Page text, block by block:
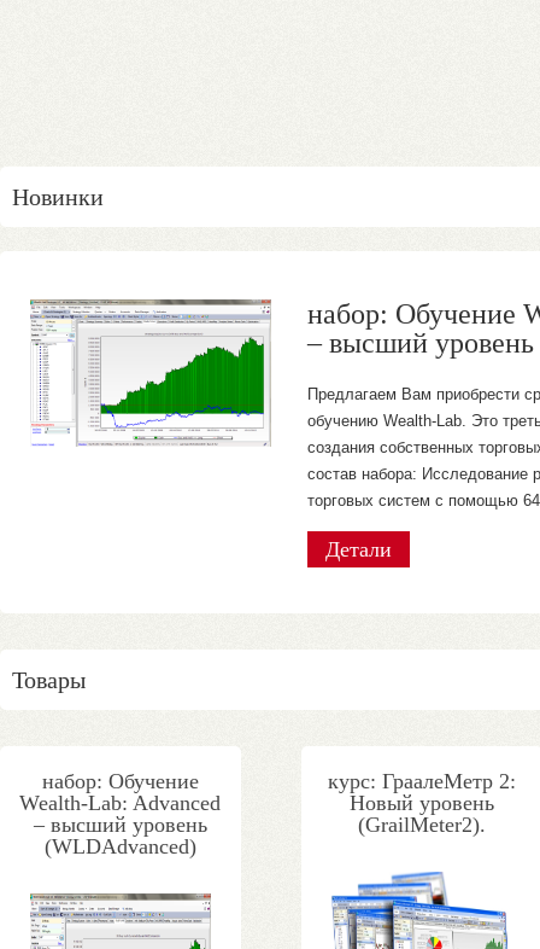
Новинки
набор: Обучение
– высший
Предлагаем Вам приобрести
обучению Wealth-Lab. Это
создания собственных
состав набора: Исследование
торговых систем с помощью
Детали
Детали
Детали
Товары
набор: Обучение
Wealth-Lab: Advanced
– высший уровень
(WLDAdvanced)
курс: ГраалеМетр 2:
Новый уровень
(GrailMeter2).